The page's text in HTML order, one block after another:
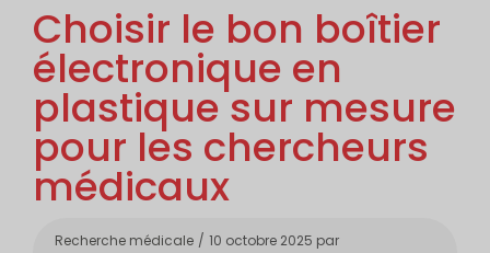
Choisir le bon boîtier
électronique en
plastique sur mesure
pour les chercheurs
médicaux
Catégories
Recherche médicale 10 octobre 2025 par